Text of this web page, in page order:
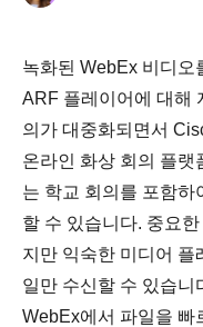
녹화된 WebEx 비디오
ARF 플레이어에 대해
의가 대중화되면서
온라인 화상 회의 플랫
는 학교 회의를 포함하
할 수 있습니다. 중요
지만 익숙한 미디어
일만 수신할 수 있습니
WebEx에서 파일을 빠